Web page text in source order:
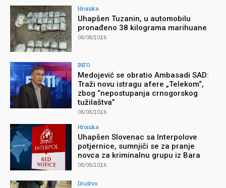
Hronika
Uhapšen Tuzanin, u automobilu
pronađeno 38 kilograma marihuane
08/08/2026
INFO
Medojević se obratio Ambasadi SAD:
Traži novu istragu afere „Telekom“,
zbog “nepostupanja crnogorskog
tužilaštva”
08/08/2026
Hronika
Uhapšen Slovenac sa Interpolove
potjernice, sumnjiči se za pranje
novca za kriminalnu grupu iz Bara
08/08/2026
Društvo